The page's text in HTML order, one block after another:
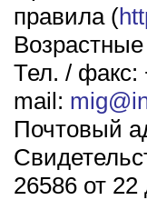
правила (
Тел. / факс:
mail:
Почтовый
26586 от 22